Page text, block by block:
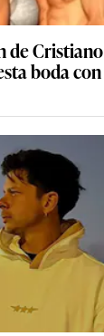
boda con